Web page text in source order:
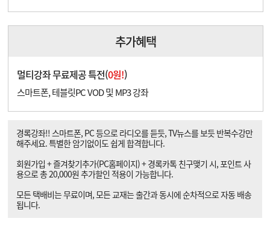
추가혜택
멀티강좌 무료제공 특전(0원!)
스마트폰, 테블릿PC VOD 및 MP3 강좌
경록강좌!! 스마트폰, PC 등으로 라디오를 듣듯, TV뉴스를 보듯 반복수강만
해주세요. 특별한 암기없이도 쉽게 합격합니다.
회원가입 + 즐겨찾기추가(PC홈페이지) + 경록카톡 친구맺기 시, 포인트 사
용으로 총 20,000원 추가할인 적용이 가능합니다.
모든 택배비는 무료이며, 모든 교재는 출간과 동시에 순차적으로 자동 배송
됩니다.